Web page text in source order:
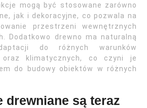
mogą być stosowane zarówno
jak i dekoracyjne, co pozwala na
przestrzeni wewnętrznych
Dodatkowo drewno ma naturalną
do różnych warunków
oraz klimatycznych, co czyni je
do budowy obiektów w różnych
drewniane są teraz